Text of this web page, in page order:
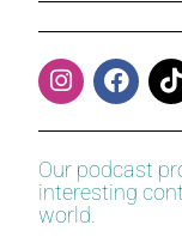
Our podcast
interesting
world.